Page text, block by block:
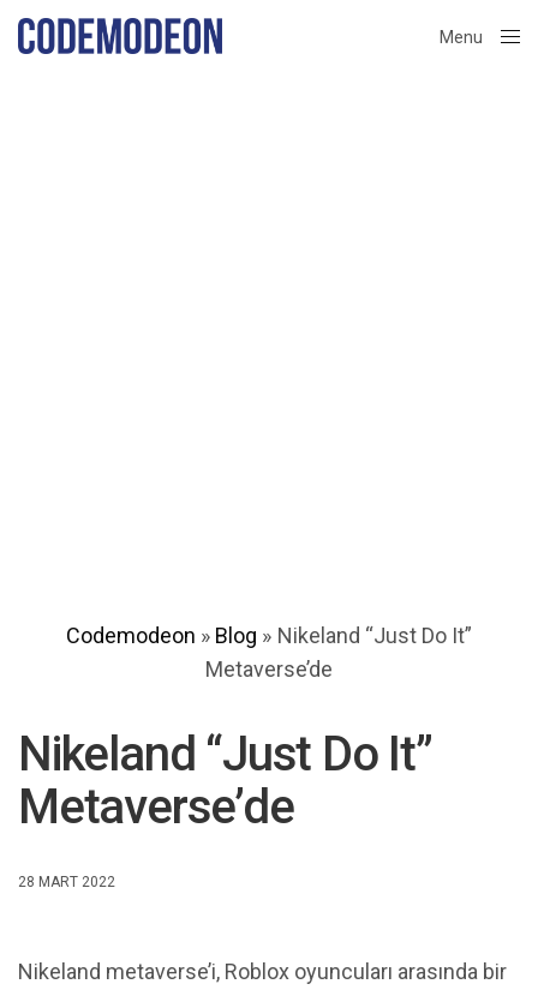
Menu
Codemodeon » Blog » Nikeland “Just Do It”
Metaverse’de
Nikeland “Just Do It”
Metaverse’de
28 MART 2022
Nikeland metaverse’i, Roblox oyuncuları arasında bir